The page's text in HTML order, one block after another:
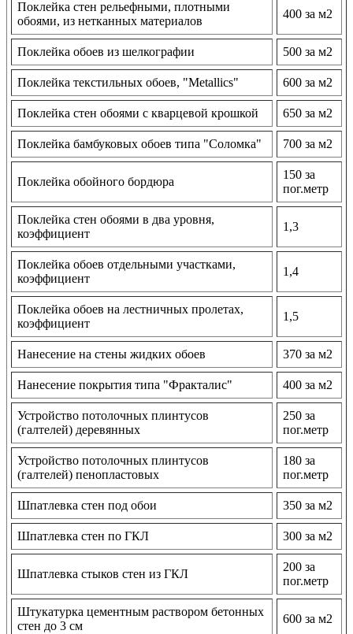
Поклейка стен рельефными, плотными
обоями, из нетканных материалов
400 за м2
Поклейка обоев из шелкографии 500 за м2
Поклейка текстильных обоев, "Metallics" 600 за м2
Поклейка стен обоями с кварцевой крошкой 650 за м2
Поклейка бамбуковых обоев типа "Соломка" 700 за м2
Поклейка обойного бордюра
150 за
пог.метр
Поклейка стен обоями в два уровня,
коэффициент
1,3
Поклейка обоев отдельными участками,
коэффициент
1,4
Поклейка обоев на лестничных пролетах,
коэффициент
1,5
Нанесение на стены жидких обоев 370 за м2
Нанесение покрытия типа "Фракталис" 400 за м2
Устройство потолочных плинтусов
(галтелей) деревянных
250 за
пог.метр
Устройство потолочных плинтусов
(галтелей) пенопластовых
180 за
пог.метр
Шпатлевка стен под обои 350 за м2
Шпатлевка стен по ГКЛ 300 за м2
Шпатлевка стыков стен из ГКЛ
200 за
пог.метр
Штукатурка цементным раствором бетонных
стен до 3 см
600 за м2